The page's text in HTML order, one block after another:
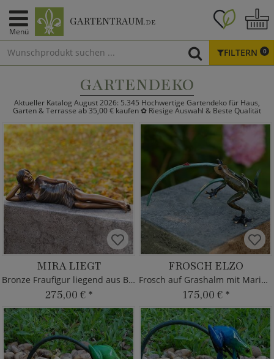
Menü
GARTENTRAUM.DE
FILTERN 0
GARTENDEKO
Aktueller Katalog August 2026: 5.345 Hochwertige Gartendeko für Haus,
Garten & Terrasse ab 35,00 € kaufen ✿ Riesige Auswahl & Beste Qualität
MIRA LIEGT
Bronze Fraufigur liegend aus Bronze
275,00 € *
FROSCH ELZO
Frosch auf Grashalm mit Marienkäfer
175,00 € *